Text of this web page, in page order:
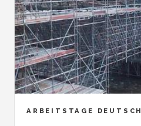
ARBEITSTAGE